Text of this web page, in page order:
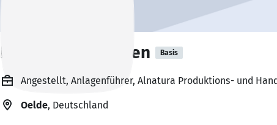
Bünyamin Türkmen Basis
Angestellt, Anlagenführer, Alnatura Produktions- und
Oelde, Deutschland